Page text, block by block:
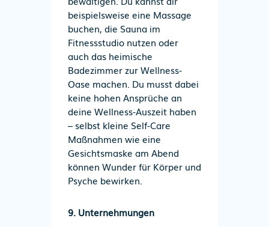
beispielsweise eine Massage
buchen, die Sauna im
Fitnessstudio nutzen oder
auch das heimische
Badezimmer zur Wellness-
Oase machen. Du musst dabei
keine hohen Ansprüche an
deine Wellness-Auszeit haben
– selbst kleine Self-Care
Maßnahmen wie eine
Gesichtsmaske am Abend
können Wunder für Körper und
Psyche bewirken.
9. Unternehmungen